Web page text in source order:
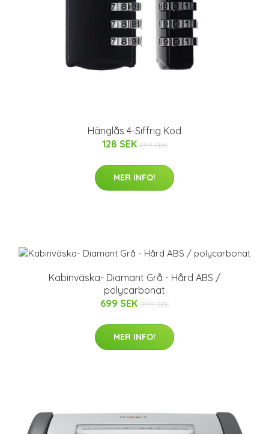
Hänglås 4-Siffrig Kod
128 SEK 259 SEK
MER INFO!
Kabinväska- Diamant Grå - Hård ABS /
polycarbonat
699 SEK 999 SEK
MER INFO!